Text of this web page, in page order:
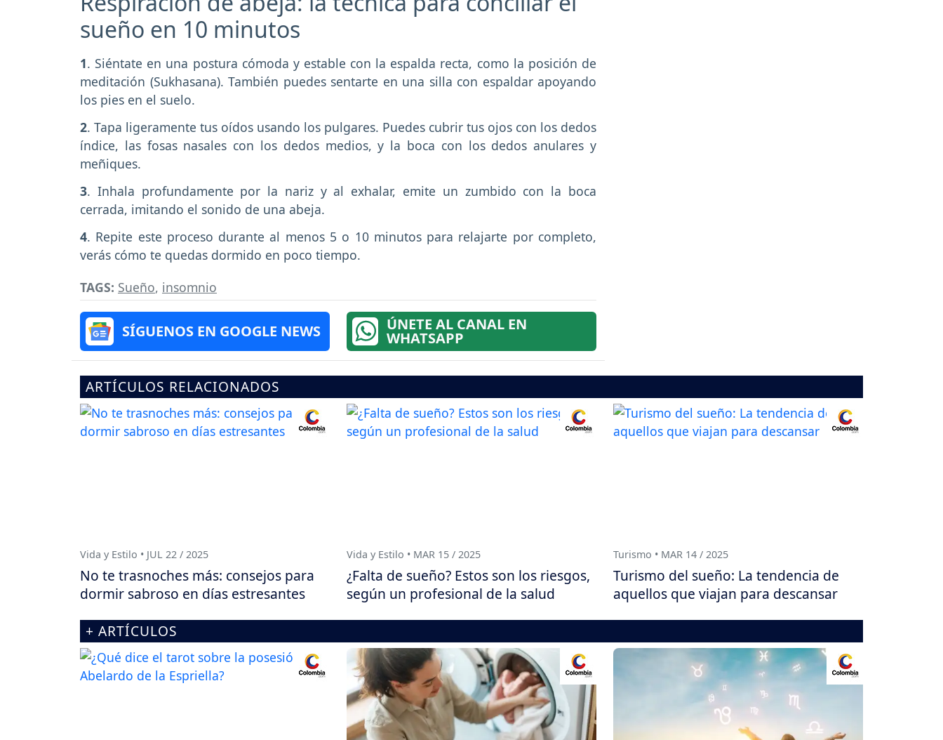
sueño en 10 minutos
1. Siéntate en una postura cómoda y estable con la espalda recta, como la posición de
meditación (Sukhasana). También puedes sentarte en una silla con espaldar apoyando
los pies en el suelo.
2. Tapa ligeramente tus oídos usando los pulgares. Puedes cubrir tus ojos con los dedos
índice, las fosas nasales con los dedos medios, y la boca con los dedos anulares y
meñiques.
3. Inhala profundamente por la nariz y al exhalar, emite un zumbido con la boca
cerrada, imitando el sonido de una abeja.
4. Repite este proceso durante al menos 5 o 10 minutos para relajarte por completo,
verás cómo te quedas dormido en poco tiempo.
TAGS: Sueño, insomnio
SÍGUENOS EN GOOGLE NEWS ÚNETE AL CANAL EN
WHATSAPP
ARTÍCULOS RELACIONADOS
Vida y Estilo • JUL 22 / 2025
No te trasnoches más: consejos para
dormir sabroso en días estresantes
Vida y Estilo • MAR 15 / 2025
¿Falta de sueño? Estos son los riesgos,
según un profesional de la salud
Turismo • MAR 14 / 2025
Turismo del sueño: La tendencia de
aquellos que viajan para descansar
+ ARTÍCULOS